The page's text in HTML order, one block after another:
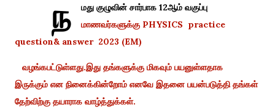
ந
மது குழுவின் சார்பாக 12ஆம் வகுப்பு
மாணவர்களுக்கு PHYSICS practice
question& answer 2023 (EM)
வழங்கபட்டுள்ளது.இது தங்களுக்கு மிகவும் பயனுள்ளதாக
இருக்கும் என நினைக்கின்றோம் எனவே இதனை பயன்படுத்தி தங்கள்
தேற்விற்கு தயாராக வாழ்த்துக்கள்.